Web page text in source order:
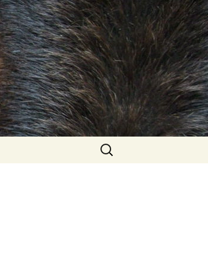
Zoeken
naar: